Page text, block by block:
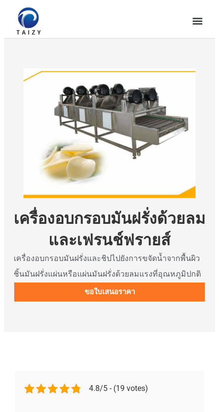
เครื่องอบกรอบมันฝรั่งด้วยลม
และเฟรนช์ฟรายส์
เครื่องอบกรอบมันฝรั่งและชิปไปยังการขจัดน้ำจากพื้นผิว
ชิ้นมันฝรั่งแผ่นหรือแผ่นมันฝรั่งด้วยลมแรงที่อุณหภูมิปกติ
ขอใบเสนอราคา
4.8/5 - (19 votes)